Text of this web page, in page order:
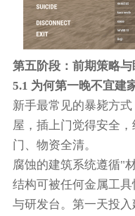
第五阶段：前期策略与
5.1 为何第一晚不宜建
新手最常见的暴毙方
屋，插上门觉得安全
门、物资全清。
腐蚀的建筑系统遵循"
结构可被任何金属工
与研发台。第一天投